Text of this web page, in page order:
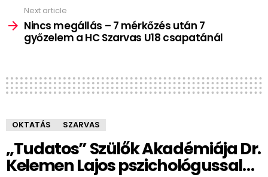
Next article
Nincs megállás – 7 mérkőzés után 7
győzelem a HC Szarvas U18 csapatánál
OKTATÁS SZARVAS
„Tudatos” Szülők Akadémiája Dr.
Kelemen Lajos pszichológussal…